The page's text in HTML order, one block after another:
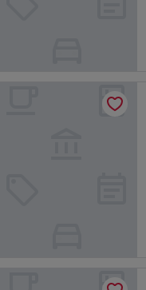
City Center